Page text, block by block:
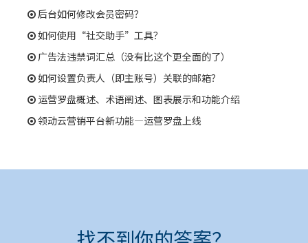
后台如何修改会员密码？
如何使用“社交助手”工具？
广告法违禁词汇总（没有比这个更全面的了）
如何设置负责人（即主账号）关联的邮箱？
运营罗盘概述、术语阐述、图表展示和功能介绍
领动云营销平台新功能—运营罗盘上线